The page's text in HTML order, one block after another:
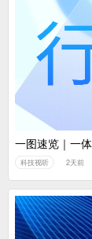
一图速览｜一
科技视听 2天前